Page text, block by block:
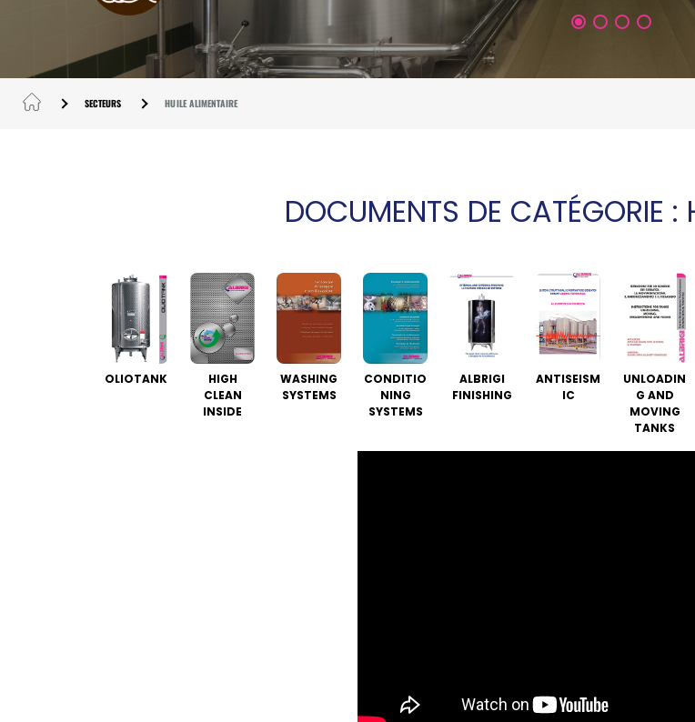
SECTEURS HUILE ALIMENTAIRE
DOCUMENTS DE CATÉGORIE :
OLIOTANK
HIGH
CLEAN
INSIDE
WASHING
SYSTEMS
CONDITIO
NING
SYSTEMS
ALBRIGI
FINISHING
ANTISEISM
IC
UNLOADIN
G AND
MOVING
TANKS